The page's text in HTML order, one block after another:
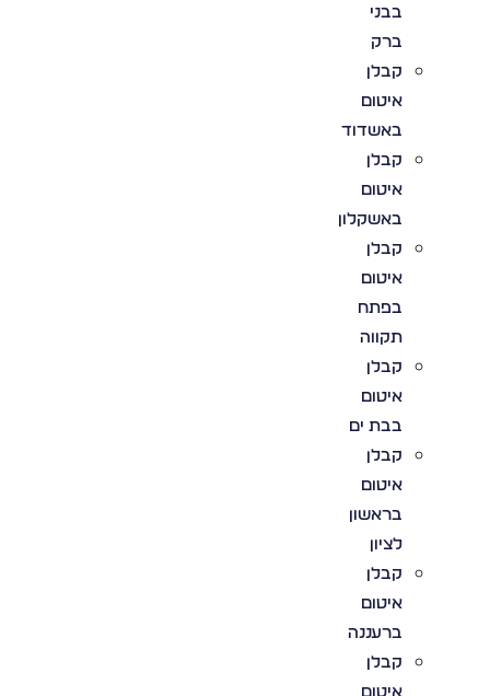
בבני
ברק
קבלן
איטום
באשדוד
קבלן
איטום
באשקלון
קבלן
איטום
בפתח
תקווה
קבלן
איטום
בבת ים
קבלן
איטום
בראשון
לציון
קבלן
איטום
ברעננה
קבלן
איטום